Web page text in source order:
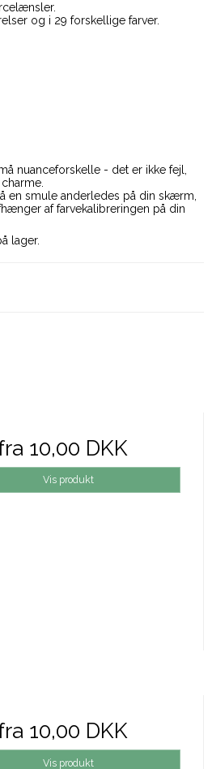
og i 29 forskellige farver.
nuanceforskelle - det er ikke fejl,
en smule anderledes på din skærm,
af farvekalibreringen på din
lager.
10,00 DKK
Vis produkt
10,00 DKK
Vis produkt